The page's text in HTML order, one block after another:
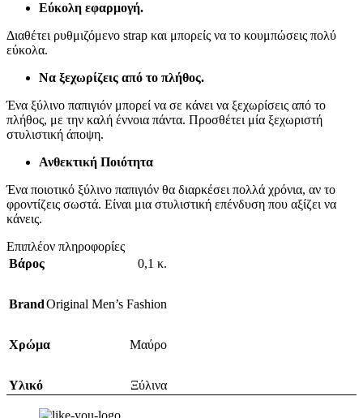
Εύκολη εφαρμογή.
Διαθέτει ρυθμιζόμενο strap και μπορείς να το κουμπώσεις πολύ
εύκολα.
Να ξεχωρίζεις από το πλήθος.
Ένα ξύλινο παπιγιόν μπορεί να σε κάνει να ξεχωρίσεις από το
πλήθος, με την καλή έννοια πάντα. Προσθέτει μία ξεχωριστή
στυλιστική άποψη.
Ανθεκτική Ποιότητα
Ένα ποιοτικό ξύλινο παπιγιόν θα διαρκέσει πολλά χρόνια, αν το
φροντίζεις σωστά. Είναι μια στυλιστική επένδυση που αξίζει να
κάνεις.
Επιπλέον πληροφορίες
Βάρος
0,1 κ.
BrandOriginal Men’s Fashion
Χρώμα Μαύρο
Υλικό Ξύλινα